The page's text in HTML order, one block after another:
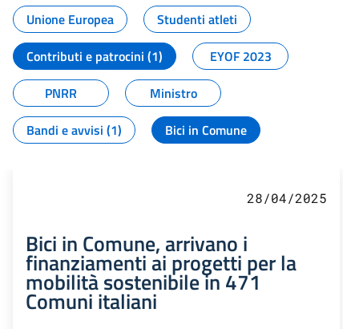
Unione Europea
Studenti atleti
Contributi e patrocini (1)
EYOF 2023
PNRR
Ministro
Bandi e avvisi (1)
Bici in Comune
28/04/2025
Bici in Comune, arrivano i
finanziamenti ai progetti per la
mobilità sostenibile in 471
Comuni italiani